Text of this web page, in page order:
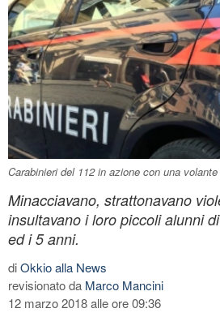
Carabinieri del 112 in azione con una volante
Minacciavano, strattonavano
insultavano i loro piccoli alunni
ed i 5 anni.
diOkkio alla News
revisionato da Marco Mancini
12 marzo 2018 alle ore 09:36